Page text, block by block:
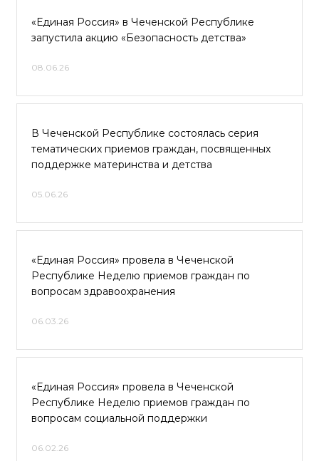
«Единая Россия» в Чеченской Республике
запустила акцию «Безопасность детства»
08.06.26
В Чеченской Республике состоялась серия
тематических приемов граждан, посвященных
поддержке материнства и детства
05.06.26
«Единая Россия» провела в Чеченской
Республике Неделю приемов граждан по
вопросам здравоохранения
06.03.26
«Единая Россия» провела в Чеченской
Республике Неделю приемов граждан по
вопросам социальной поддержки
06.02.26